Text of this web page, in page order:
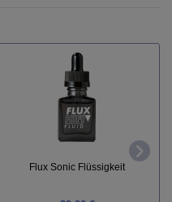
Flux Sonic Flüssigkeit